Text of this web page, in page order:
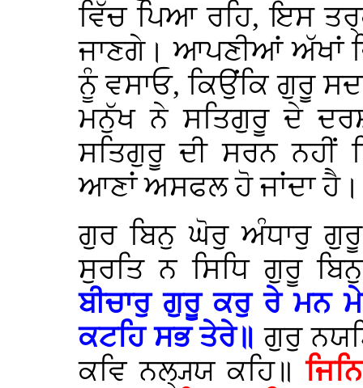
ਵਿੱਚ ਪਿਆ ਰਹਿ, ਇਸ
ਜਾਣਗੇ। ਆਪਣੀਆਂ ਅੱਖਾਂ
ਨੂੰ ਵਸਾਓ, ਕਿਉਂਕਿ ਗੁਰੂ
ਮਨੁੱਖ ਨੇ ਸਤਿਗੁਰੂ ਦੇ
ਸਤਿਗੁਰੂ ਦੀ ਸਰਨ
ਆਣਾਂ ਅਸਫਲ ਹੋ ਜਾਂਦਾ ਹੈ।
ਗੁਰ ਬਿਨੁ ਘੋਰੁ ਅੰਧਾਰੁ
ਸੁਰਤਿ ਨ ਸਿਧਿ ਗੁਰੂ
ਬੀਚਾਰੁ ਗੁਰੂ ਕਰੁ ਰੇ ਮਨ
ਕਟਹਿ ਸਭ ਤੇਰੇ॥ਗੁਰੁ
ਕਵਿ ਨਲ੍ਯ੍ਯ ਕਹਿ॥